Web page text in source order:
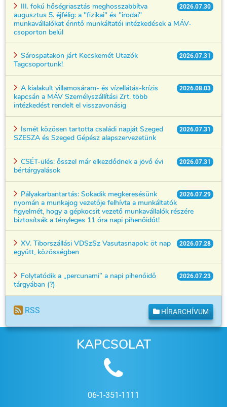
2026.07.30
III. fokú hőségriasztás meghosszabbítva
augusztus 5. éjfélig: a "fizikai" és "irodai"
munkavállalókat érintő munkáltatói intézkedések a MÁV-
csoporton belül
2026.07.31
Sárospatakon járt Kecskemét Utazók
Tagcsoportunk!
2026.08.03
A kialakult villamosáram- és vízellátás-krízis
kapcsán a MÁV Személyszállítási Zrt. több
intézkedést rendelt el visszavonásig
2026.07.31
Ismét közösen tartotta családi napját Szeged
SZESZA és Szeged Gépész alapszervezetünk
2026.07.31
CSÉT-ülés: ősszel már elkezdődnek a jövő évi
bértárgyalások
2026.07.29
Pályakarbantartás: Sokadik megkeresésünk
nyomán a munkajog vezetője felhívta a munkáltatók
figyelmét, hogy a gépkocsit vezető munkavállalók részére
biztosítsák a tényleges 11 óra napi pihenőidőt!
2026.07.28
XV. Tiborszállási VDSzSz Vasutasnapok: öt nap
együtt, közösségben
2026.07.23
Folytatódik a „percunami” a napi pihenőidő
tárgyában (?)
RSS HÍRARCHÍVUM
KAPCSOLAT
06-1-351-1111